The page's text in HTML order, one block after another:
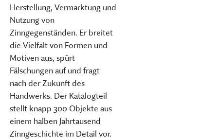
Herstellung, Vermarktung und
Nutzung von
Zinngegenständen. Er breitet
die Vielfalt von Formen und
Motiven aus, spürt
Fälschungen auf und fragt
nach der Zukunft des
Handwerks. Der Katalogteil
stellt knapp 300 Objekte aus
einem halben Jahrtausend
Zinngeschichte im Detail vor.